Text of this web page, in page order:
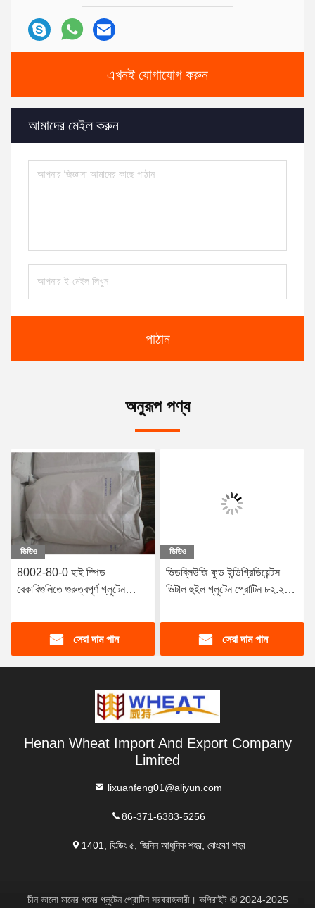
এখনই যোগাযোগ করুন
আমাদের মেইল করুন
পাঠান
অনুরূপ পণ্য
ভিডিও
8002-80-0 হাই স্পিড
বেকারিগুলিতে গুরুত্বপূর্ণ গ্লুটেন
সেরা দাম পান
ভিডিও
ভিডব্লিউজি ফুড ইন্ডিগ্রিডিয়েন্টস
ভিটাল হুইল গ্লুটেন প্রোটিন ৮২.২%
সেরা দাম পান
Henan Wheat Import And Export Company
Limited
lixuanfeng01@aliyun.com
86-371-6383-5256
1401, বিল্ডিং ৫, জিনিন আধুনিক শহর, ঝেংঝো শহর
চীন ভালো মানের গমের গ্লুটেন প্রোটিন সরবরাহকারী। কপিরাইট © 2024-2025